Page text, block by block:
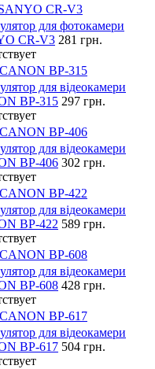
CR-V3
для фотокамери
CR-V3 281 грн.
CANON BP-315
для відеокамери
BP-315 297 грн.
CANON BP-406
для відеокамери
BP-406 302 грн.
BP-422
для відеокамери
BP-422 589 грн.
CANON BP-608
для відеокамери
BP-608 428 грн.
CANON BP-617
для відеокамери
BP-617 504 грн.